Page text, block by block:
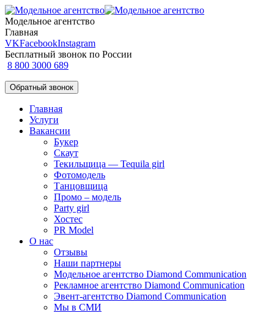
Модельное агентство
Главная
VKFacebookInstagram
Бесплатный звонок по России
8 800 3000 689
Обратный звонок
Главная
Услуги
Вакансии
Букер
Скаут
Текильщица — Tequila girl
Фотомодель
Танцовщица
Промо – модель
Party girl
Хостес
PR Model
О нас
Отзывы
Наши партнеры
Модельное агентство Diamond Communication
Рекламное агентство Diamond Communication
Эвент-агентство Diamond Communication
Мы в СМИ